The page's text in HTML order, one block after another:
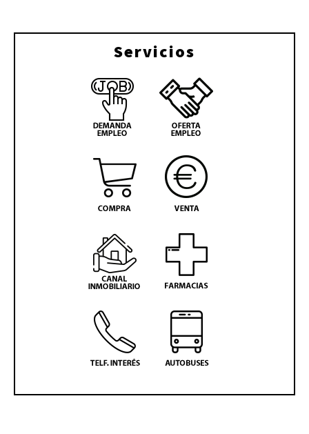
Servicios